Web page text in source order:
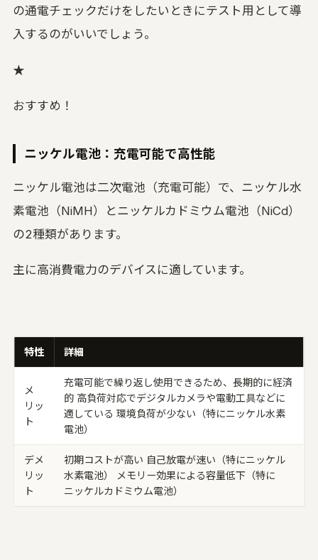
の通電チェックだけをしたいときにテスト用として導
入するのがいいでしょう。
★
おすすめ！
ニッケル電池：充電可能で高性能
ニッケル電池は二次電池（充電可能）で、ニッケル水
素電池（NiMH）とニッケルカドミウム電池（NiCd）
の2種類があります。
主に高消費電力のデバイスに適しています。
特性 詳細
メ
リッ
ト
充電可能で繰り返し使用できるため、長期的に経済
的 高負荷対応でデジタルカメラや電動工具などに
適している 環境負荷が少ない（特にニッケル水素
電池）
デメ
リッ
ト
初期コストが高い 自己放電が速い（特にニッケル
水素電池） メモリー効果による容量低下（特に
ニッケルカドミウム電池）